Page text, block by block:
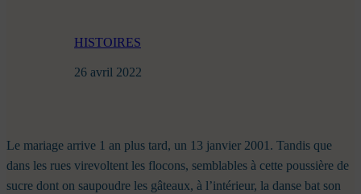
HISTOIRES
26 avril 2022
Le mariage arrive 1 an plus tard, un 13 janvier 2001. Tandis que
dans les rues virevoltent les flocons, semblables à cette poussière de
sucre dont on saupoudre les gâteaux, à l’intérieur, la danse bat son